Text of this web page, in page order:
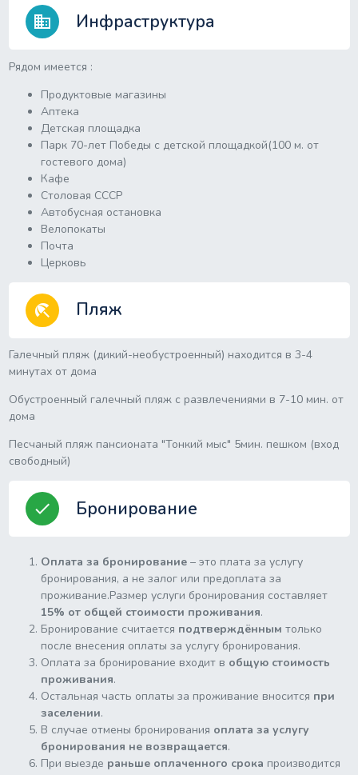
business Инфраструктура
Рядом имеется :
Продуктовые магазины
Аптека
Детская площадка
Парк 70-лет Победы с детской площадкой(100 м. от
гостевого дома)
Кафе
Столовая СССР
Автобусная остановка
Велопокаты
Почта
Церковь
beach_access Пляж
Галечный пляж (дикий-необустроенный) находится в 3-4
минутах от дома
Обустроенный галечный пляж с развлечениями в 7-10 мин. от
дома
Песчаный пляж пансионата "Тонкий мыс" 5мин. пешком (вход
свободный)
check Бронирование
Оплата за бронирование– это плата за услугу
бронирования, а не залог или предоплата за
проживание.Размер услуги бронирования составляет
15% от общей стоимости проживания.
Бронирование считается подтверждённым только
после внесения оплаты за услугу бронирования.
Оплата за бронирование входит в общую стоимость
проживания.
Остальная часть оплаты за проживание вносится при
заселении.
В случае отмены бронирования оплата за услугу
бронирования не возвращается.
При выезде раньше оплаченного срока производится